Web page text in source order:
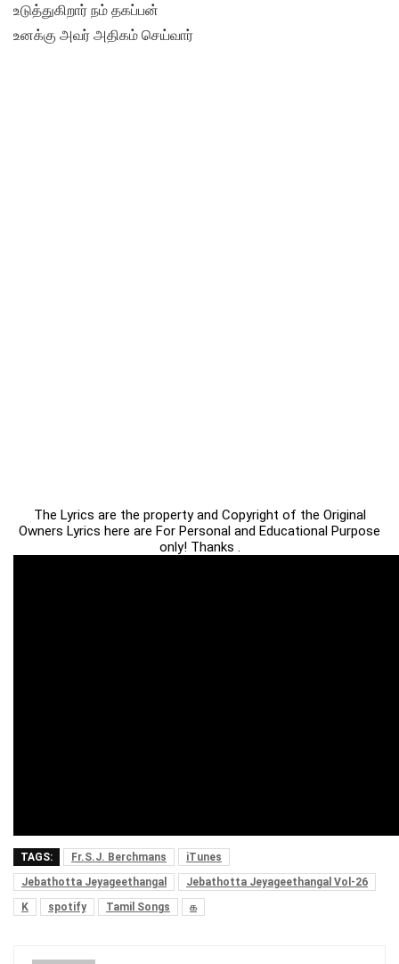
உடுத்துகிறார் நம் தகப்பன்
உனக்கு அவர் அதிகம் செய்வார்
The Lyrics are the property and Copyright of the Original
Owners Lyrics here are For Personal and Educational Purpose
only! Thanks .
TAGS: Fr.S.J. Berchmans
iTunes
Jebathotta Jeyageethangal
Jebathotta Jeyageethangal Vol-26
K
spotify Tamil Songs க